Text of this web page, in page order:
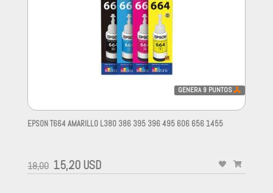
GENERA 9 PUNTOS
EPSON T664 AMARILLO L380 386 395 396 495 606 656 1455
18,00 15,20 USD